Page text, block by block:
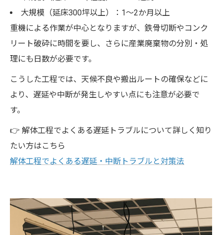
大規模（延床300坪以上）：1〜2か月以上
重機による作業が中心となりますが、鉄骨切断やコンク
リート破砕に時間を要し、さらに産業廃棄物の分別・処
理にも日数が必要です。
こうした工程では、天候不良や搬出ルートの確保などに
より、遅延や中断が発生しやすい点にも注意が必要で
す。
👉 解体工程でよくある遅延トラブルについて詳しく知り
たい方はこちら
解体工程でよくある遅延・中断トラブルと対策法